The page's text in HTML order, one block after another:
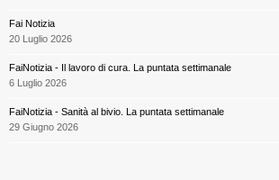
Fai Notizia
20 Luglio 2026
FaiNotizia - Il lavoro di cura. La puntata settimanale
6 Luglio 2026
FaiNotizia - Sanità al bivio. La puntata settimanale
29 Giugno 2026